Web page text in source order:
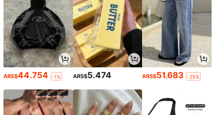
ARS$44.754 -1% ARS$5.474 ARS$51.683 -25%